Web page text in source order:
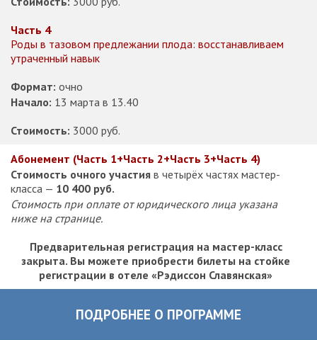
Часть 4
Роды в тазовом предлежании плода: восстанавливаем
утраченный навык
Формат: очно
Начало: 13 марта в 13.40
Стоимость: 3000 руб.
Абонемент (Часть 1+Часть 2+Часть 3+Часть 4)
Стоимость очного участия в четырёх частях мастер-
класса — 10 400 руб.
Стоимость при оплате от юридического лица указана
ниже на странице.
Предварительная регистрация на мастер-класс
закрыта. Вы можете приобрести билеты на стойке
регистрации в отеле «Рэдиссон Славянская»
ПОДРОБНЕЕ О ПРОГРАММЕ